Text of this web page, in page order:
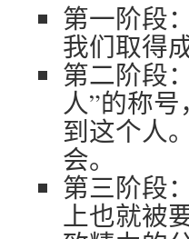
第一阶段
我们取得
第二阶段
人”的称
到这个人
会。
第三阶段
上也就被